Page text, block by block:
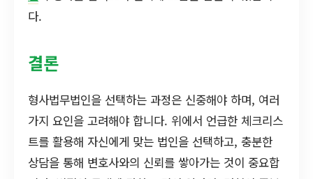
다.
결론
형사법무법인을 선택하는 과정은 신중해야 하며, 여러
가지 요인을 고려해야 합니다. 위에서 언급한 체크리스
트를 활용해 자신에게 맞는 법인을 선택하고, 충분한
상담을 통해 변호사와의 신뢰를 쌓아가는 것이 중요합